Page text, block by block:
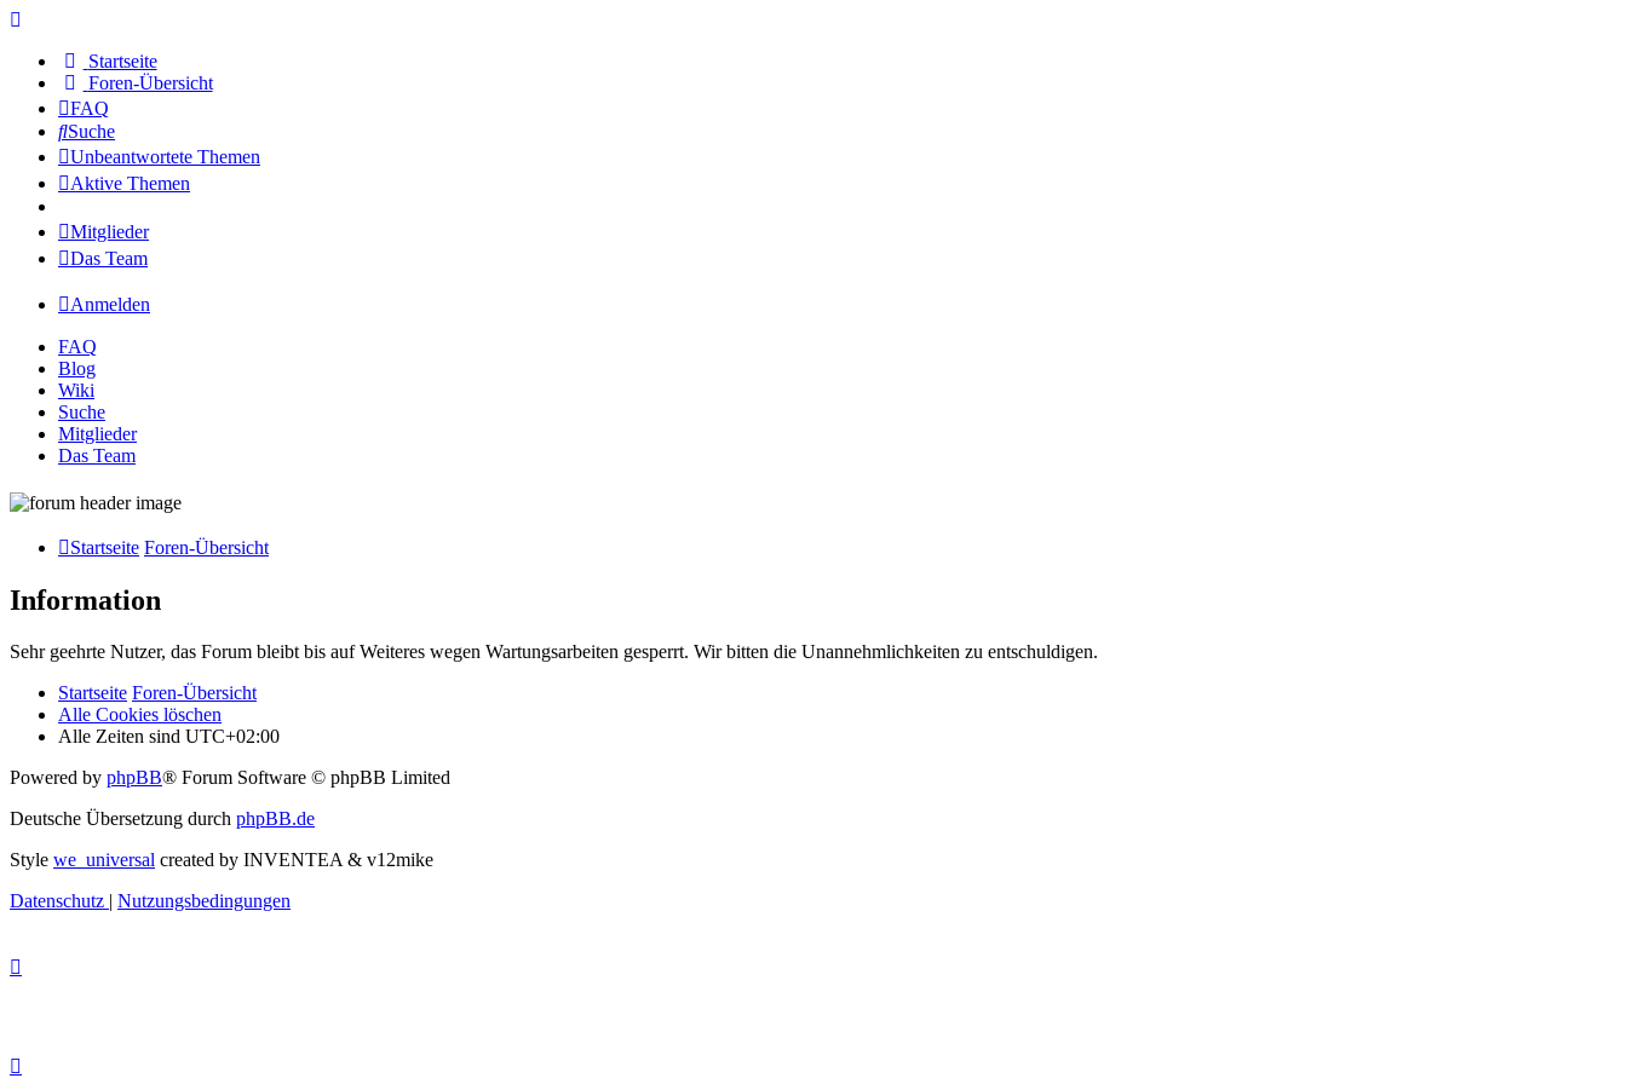
Startseite
Foren-Übersicht
FAQ
Suche
Unbeantwortete Themen
Aktive Themen
Mitglieder
Das Team
Anmelden
FAQ
Blog
Wiki
Suche
Mitglieder
Das Team
Startseite Foren-Übersicht
Information
Sehr geehrte Nutzer, das Forum bleibt bis auf Weiteres wegen Wartungsarbeiten gesperrt. Wir bitten die Unannehmlichkeiten zu entschuldigen.
Startseite Foren-Übersicht
Alle Cookies löschen
Alle Zeiten sind UTC+02:00
Powered by phpBB® Forum Software © phpBB Limited
Deutsche Übersetzung durch phpBB.de
Style we_universal created by INVENTEA & v12mike
Datenschutz | Nutzungsbedingungen